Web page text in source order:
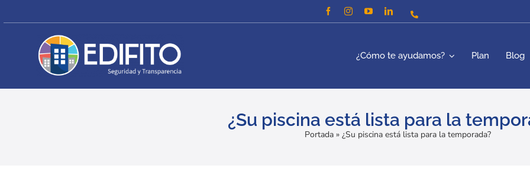
to
¿Cómo te ayudamos? Plan Blog
¿Su piscina está lista para la
Portada» ¿Su piscina está lista para la temporada?